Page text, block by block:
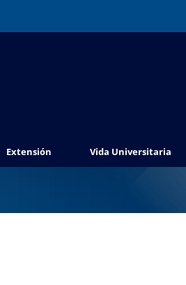
Extensión Vida Universitaria